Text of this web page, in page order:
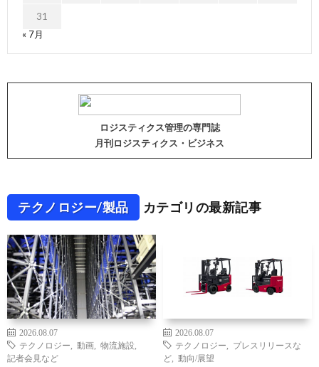
31
« 7月
ロジスティクス管理の専門誌
月刊ロジスティクス・ビジネス
テクノロジー/製品 カテゴリの最新記事
2026.08.07
テクノロジー
動画 物流施設
記者会見など
2026.08.07
テクノロジー
プレスリリースな
ど
動向/展望